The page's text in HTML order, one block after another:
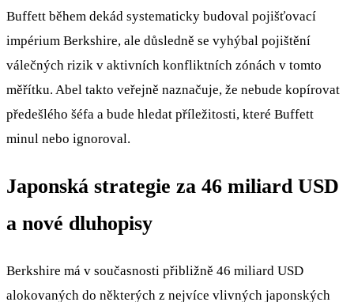
Buffett během dekád systematicky budoval pojišťovací
impérium Berkshire, ale důsledně se vyhýbal pojištění
válečných rizik v aktivních konfliktních zónách v tomto
měřítku. Abel takto veřejně naznačuje, že nebude kopírovat
předešlého šéfa a bude hledat příležitosti, které Buffett
minul nebo ignoroval.
Japonská strategie za 46 miliard USD
a nové dluhopisy
Berkshire má v současnosti přibližně 46 miliard USD
alokovaných do některých z nejvíce vlivných japonských